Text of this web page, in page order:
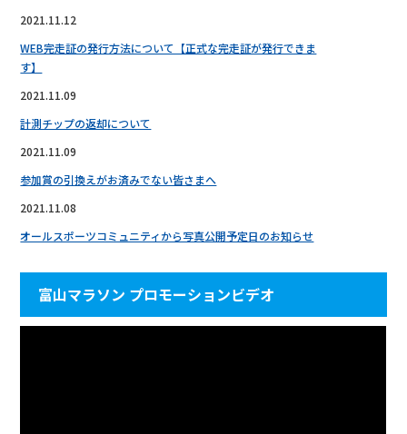
2021.11.12
WEB完走証の発行方法について【正式な完走証が発行できま
す】
2021.11.09
計測チップの返却について
2021.11.09
参加賞の引換えがお済みでない皆さまへ
2021.11.08
オールスポーツコミュニティから写真公開予定日のお知らせ
富山マラソン プロモーションビデオ